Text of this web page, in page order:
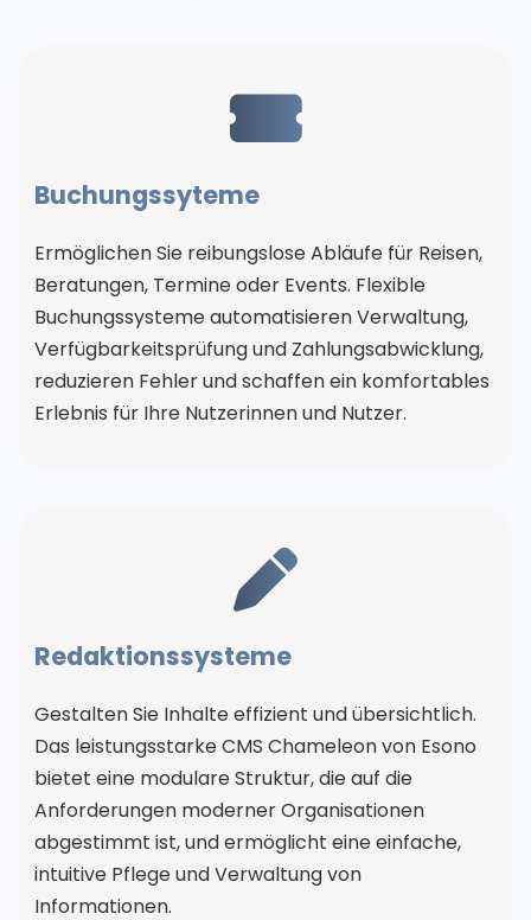
Buchungssyteme
Ermöglichen Sie reibungslose Abläufe für Reisen,
Beratungen, Termine oder Events. Flexible
Buchungssysteme automatisieren Verwaltung,
Verfügbarkeitsprüfung und Zahlungsabwicklung,
reduzieren Fehler und schaffen ein komfortables
Erlebnis für Ihre Nutzerinnen und Nutzer.
Redaktionssysteme
Gestalten Sie Inhalte effizient und übersichtlich.
Das leistungsstarke CMS Chameleon von Esono
bietet eine modulare Struktur, die auf die
Anforderungen moderner Organisationen
abgestimmt ist, und ermöglicht eine einfache,
intuitive Pflege und Verwaltung von
Informationen.